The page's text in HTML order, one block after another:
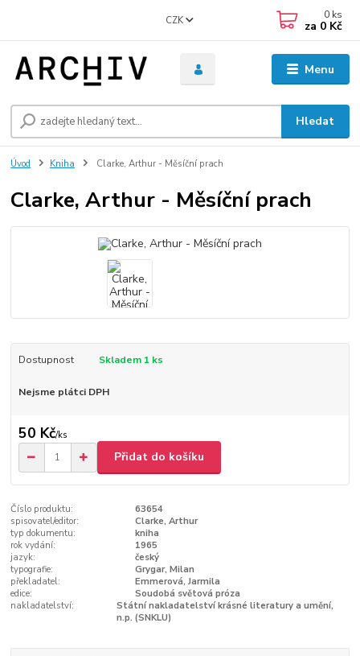
Menu
CZK
Hledat
0 ks
za 0 Kč
Úvod Kniha Clarke, Arthur - Měsíční prach
Clarke, Arthur - Měsíční prach
Dostupnost Skladem 1 ks
Nejsme plátci DPH
50 Kč/ks
Přidat do košíku
Číslo produktu:
63654
spisovatel/editor:
Clarke, Arthur
typ dokumentu:
kniha
rok vydání:
1965
jazyk:
český
typografie:
Grygar, Milan
překladatel:
Emmerová, Jarmila
edice:
Soudobá světová próza
nakladatelství:
Státní nakladatelství krásné literatury a umění,
n.p. (SNKLU)